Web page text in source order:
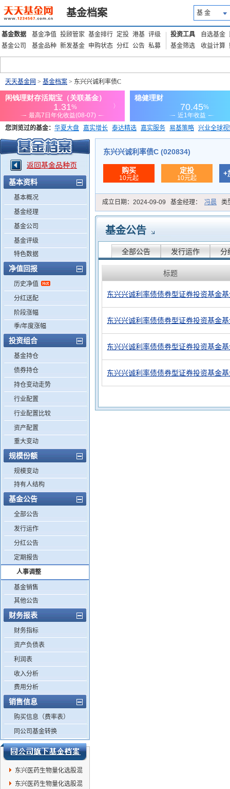
基金档案 基 金
基金数据 基金净值 投顾管家 基金排行 定投 港基 评级
基金公司
基金品种 新发基金 申购状态 分红 公告 私募
投资工具 自选基金
基金筛选
收益计算
天天基金网 > 基金档案 > 东兴兴诚利率债C
您浏览过的基金： 华夏大盘 嘉实增长 泰达精选 嘉实服务 易基策略 兴业全球
添富优势 华安宏利 上证180价值ETF
返回基金品种页
基本资料
基本概况
基金经理
基金公司
基金评级
特色数据
净值回报
历史净值
分红送配
阶段涨幅
季/年度涨幅
投资组合
基金持仓
债券持仓
持仓变动走势
行业配置
行业配置比较
资产配置
重大变动
规模份额
规模变动
持有人结构
基金公告
全部公告
发行运作
分红公告
定期报告
人事调整
基金销售
其他公告
财务报表
财务指标
资产负债表
利润表
收入分析
费用分析
销售信息
购买信息（费率表）
同公司基金转换
东兴医药生物量化选股混
合C
东兴医药生物量化选股混
东兴兴诚利率债C (020834)
购买
10元起
定投
10元起
+
成立日期： 2024-09-09 基金经理： 冯晨 类
基金公告
全部公告 发行运作 分
标题
东兴兴诚利率债债券型证券投资基金
东兴兴诚利率债债券型证券投资基金
东兴兴诚利率债债券型证券投资基金
东兴兴诚利率债债券型证券投资基金